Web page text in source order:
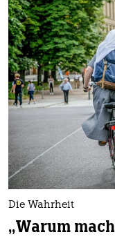
abo
genossenschaft
epaper login
Die Wahrheit
„Warum